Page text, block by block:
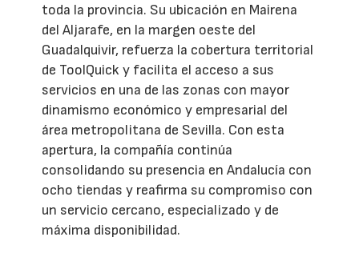
toda la provincia. Su ubicación en Mairena
del Aljarafe, en la margen oeste del
Guadalquivir, refuerza la cobertura territorial
de ToolQuick y facilita el acceso a sus
servicios en una de las zonas con mayor
dinamismo económico y empresarial del
área metropolitana de Sevilla. Con esta
apertura, la compañía continúa
consolidando su presencia en Andalucía con
ocho tiendas y reafirma su compromiso con
un servicio cercano, especializado y de
máxima disponibilidad.